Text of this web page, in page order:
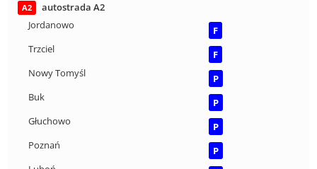
A2
autostrada A2
Jordanowo
F
Trzciel
F
Nowy Tomyśl
P
Buk
P
Głuchowo
P
Poznań
P